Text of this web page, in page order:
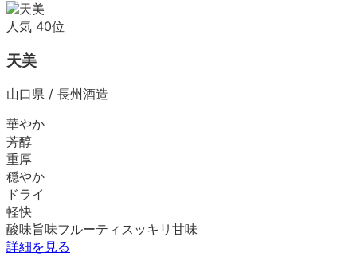
人気 40位
天美
山口県 / 長州酒造
華やか
芳醇
重厚
穏やか
ドライ
軽快
酸味旨味フルーティ スッキリ 甘味
詳細を見る